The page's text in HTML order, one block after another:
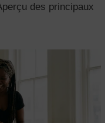
des principaux